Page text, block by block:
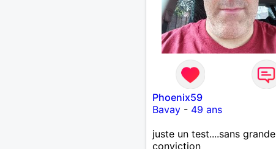
Phoenix59
Bavay- 49 ans
juste un test....sans grande
conviction